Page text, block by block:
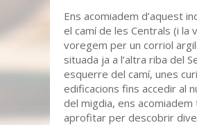
Ens acomiadem d’aquest
el camí de les Centrals (i la
voregem per un corriol
situada ja a l’altra riba del
esquerre del camí, unes
edificacions fins accedir al
del migdia, ens
aprofitar per descobrir